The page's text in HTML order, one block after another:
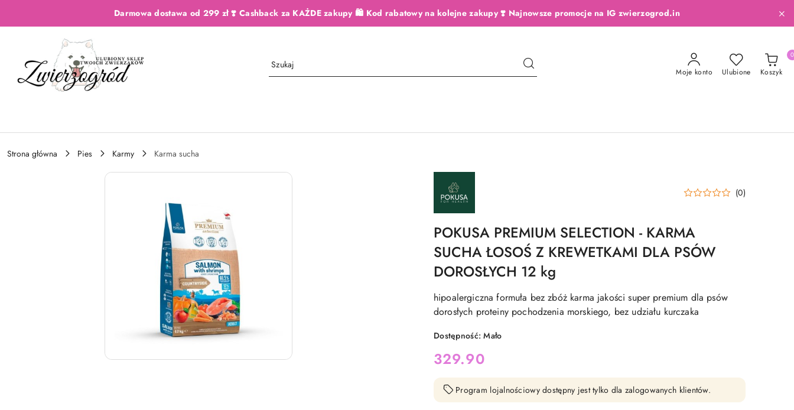
Przejdź do treści głównej
Przejdź do wyszukiwarki
Przejdź do moje konto
Przejdź do menu głównego
Przejdź do opisu produktuDarmowa dostawa od 299 zł ❣️ Cashback za KAŻDE zakupy 🛍️ Kod rabatowy na kolejne zakupy ❣️ Najnowsze promocje na IG zwierzogrod.in
Moje konto Ulubione Koszyk
0
Strona główna Pies Karmy
Karma sucha
NAZWA
PRODUCENTA:
POKUSA (0)
POKUSA PREMIUM SELECTION - KARMA
SUCHA ŁOSOŚ Z KREWETKAMI DLA PSÓW
DOROSŁYCH 12 kg
hipoalergiczna formuła bez zbóż karma jakości super premium dla psów
dorosłych proteiny pochodzenia morskiego, bez udziału kurczaka
Dostępność:Mało
cena:
329.90
Program lojalnościowy dostępny jest tylko dla zalogowanych klientów.